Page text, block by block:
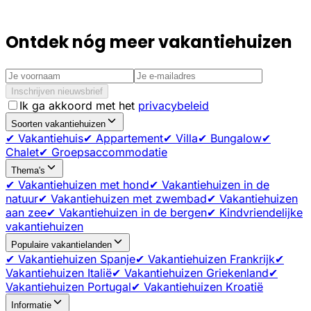
Ontdek nóg meer vakantiehuizen
Inschrijven nieuwsbrief
Ik ga akkoord met het privacybeleid
Soorten vakantiehuizen
✔ Vakantiehuis✔ Appartement✔ Villa✔ Bungalow✔
Chalet✔ Groepsaccommodatie
Thema's
✔ Vakantiehuizen met hond✔ Vakantiehuizen in de
natuur✔ Vakantiehuizen met zwembad✔ Vakantiehuizen
aan zee✔ Vakantiehuizen in de bergen✔ Kindvriendelijke
vakantiehuizen
Populaire vakantielanden
✔ Vakantiehuizen Spanje✔ Vakantiehuizen Frankrijk✔
Vakantiehuizen Italië✔ Vakantiehuizen Griekenland✔
Vakantiehuizen Portugal✔ Vakantiehuizen Kroatië
Informatie